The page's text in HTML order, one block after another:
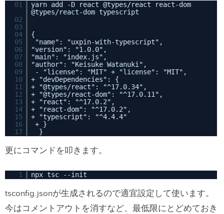
01
yarn add -D react @types/react react-dom
@types/react-dom typescript
02
03
04
{
05
"name": "uxpin-with-typescript",
06
"version": "1.0.0",
07
"main": "index.js",
08
"author": "Keisuke Watanuki",
09
- "license": "MIT" + "license": "MIT",
10
+ "devDependencies": {
11
+ "@types/react": "^17.0.34",
12
+ "@types/react-dom": "^17.0.11",
13
+ "react": "^17.0.2",
14
+ "react-dom": "^17.0.2",
15
+ "typescript": "^4.4.4"
16
+ }
17
}
更にコマンドを叩きます。
1 npx tsc --init
tsconfig.jsonが生成されるので適宜設定して使います。
今はコメントアウトを消すなど、最低限にとどめておき